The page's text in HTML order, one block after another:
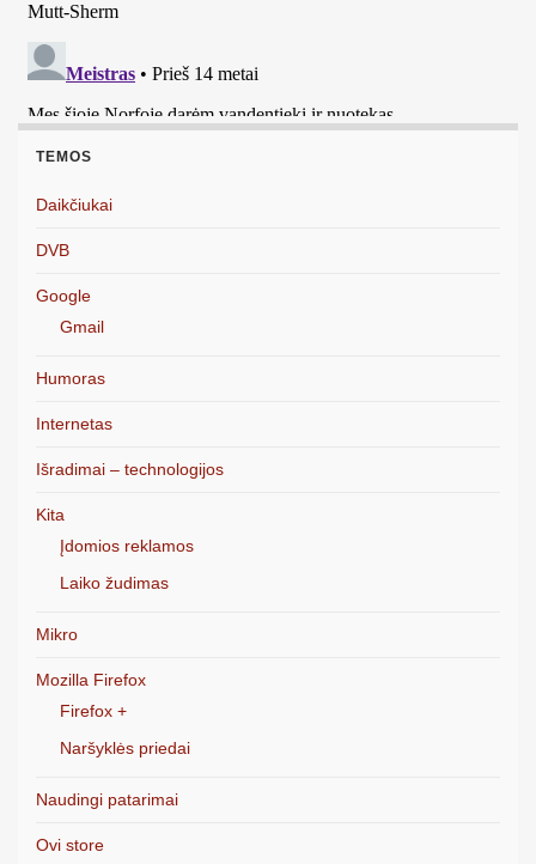
TEMOS
Daikčiukai
DVB
Google
Gmail
Humoras
Internetas
Išradimai – technologijos
Kita
Įdomios reklamos
Laiko žudimas
Mikro
Mozilla Firefox
Firefox +
Naršyklės priedai
Naudingi patarimai
Ovi store